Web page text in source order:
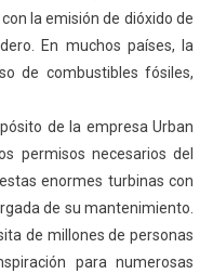
la emisión de dióxido de
En muchos países, la
de combustibles fósiles,
de la empresa Urban
permisos necesarios del
enormes turbinas con
de su mantenimiento.
de millones de personas
para numerosas